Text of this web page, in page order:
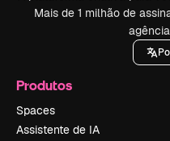
Mais de 1 milhão de
Produtos
Spaces
Assistente de IA